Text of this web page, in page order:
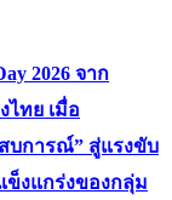
2026 จาก
ไทย เมื่อ
สบการณ์” สู่แรงขับ
ข็งแกร่งของกลุ่ม